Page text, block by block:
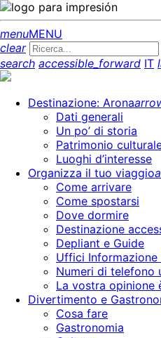
menuMENU
clear
search accessible_forward IT
Destinazione: Arona
Dati generali
Un po’ di storia
Patrimonio
Luoghi d’interesse
Organizza il tuo viaggio
Come arrivare
Come spostarsi
Dove dormire
Destinazione
Depliant e Guide
Uffici Informazione
Numeri di telefono
La vostra opinione
Divertimento e
Cosa fare
Gastronomia